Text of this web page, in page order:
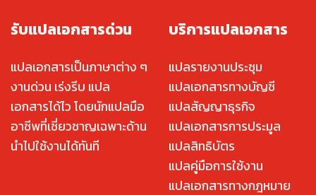
รับแปลเอกสารด่วน
แปลเอกสารเป็นภาษาต่าง ๆ
งานด่วน เร่งรีบ แปล
เอกสารได้ไว โดยนักแปลมือ
อาชีพที่เชี่ยวชาญเฉพาะด้าน
นำไปใช้งานได้ทันที
บริการแปลเอกสาร
แปลรายงานประชุม
แปลเอกสารทางบัญชี
แปลสัญญาธุรกิจ
แปลเอกสารการประมูล
แปลสิทธิบัตร
แปลคู่มือการใช้งาน
แปลเอกสารทางกฎหมาย